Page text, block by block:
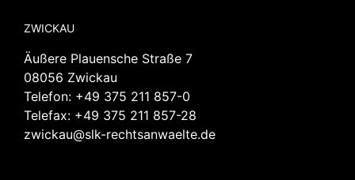
ZWICKAU
Äußere Plauensche Straße 7
08056 Zwickau
Telefon: +49 375 211 857-0
Telefax: +49 375 211 857-28
zwickau@slk-rechtsanwaelte.de